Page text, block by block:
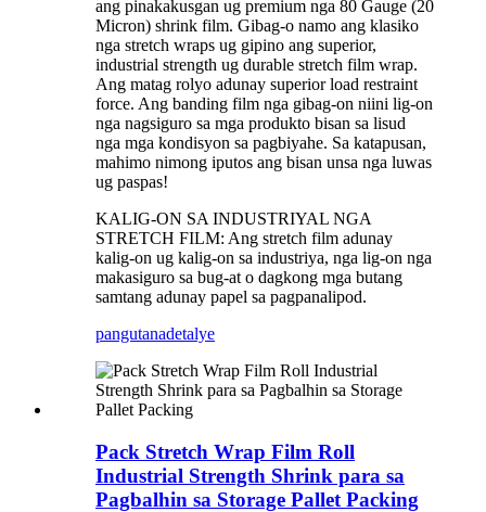
ang pinakakusgan ug premium nga 80 Gauge (20
Micron) shrink film. Gibag-o namo ang klasiko
nga stretch wraps ug gipino ang superior,
industrial strength ug durable stretch film wrap.
Ang matag rolyo adunay superior load restraint
force. Ang banding film nga gibag-on niini lig-on
nga nagsiguro sa mga produkto bisan sa lisud
nga mga kondisyon sa pagbiyahe. Sa katapusan,
mahimo nimong iputos ang bisan unsa nga luwas
ug paspas!
KALIG-ON SA INDUSTRIYAL NGA
STRETCH FILM: Ang stretch film adunay
kalig-on ug kalig-on sa industriya, nga lig-on nga
makasiguro sa bug-at o dagkong mga butang
samtang adunay papel sa pagpanalipod.
pangutanadetalye
Pack Stretch Wrap Film Roll
Industrial Strength Shrink para sa
Pagbalhin sa Storage Pallet Packing